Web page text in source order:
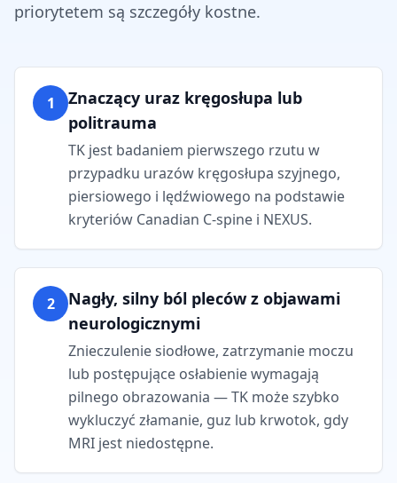
priorytetem są szczegóły kostne.
1
Znaczący uraz kręgosłupa lub
politrauma
TK jest badaniem pierwszego rzutu w
przypadku urazów kręgosłupa szyjnego,
piersiowego i lędźwiowego na podstawie
kryteriów Canadian C-spine i NEXUS.
2
Nagły, silny ból pleców z objawami
neurologicznymi
Znieczulenie siodłowe, zatrzymanie moczu
lub postępujące osłabienie wymagają
pilnego obrazowania — TK może szybko
wykluczyć złamanie, guz lub krwotok, gdy
MRI jest niedostępne.